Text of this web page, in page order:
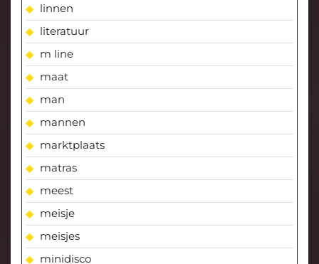
linnen
literatuur
m line
maat
man
mannen
marktplaats
matras
meest
meisje
meisjes
minidisco